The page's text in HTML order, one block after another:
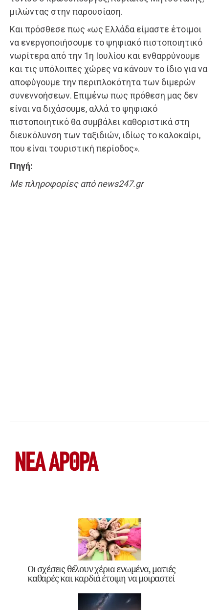
μιλώντας στην παρουσίαση.
Και πρόσθεσε πως «ως Ελλάδα είμαστε έτοιμοι
να ενεργοποιήσουμε το ψηφιακό πιστοποιητικό
νωρίτερα από την 1η Ιουλίου και ενθαρρύνουμε
και τις υπόλοιπες χώρες να κάνουν το ίδιο για να
αποφύγουμε την περιπλοκότητα των διμερών
συνεννοήσεων. Επιμένω πως πρόθεση μας δεν
είναι να διχάσουμε, αλλά το ψηφιακό
πιστοποιητικό θα συμβάλει καθοριστικά στη
διευκόλυνση των ταξιδιών, ιδίως το καλοκαίρι,
που είναι τουριστική περίοδος».
Πηγή:
Με πληροφορίες από news247.gr
ΝΕΑ ΆΡΘΡΑ
Οι σχέσεις θέλουν χέρια ενωμένα, ματιές
καθαρές και καρδιά έτοιμη να μοιραστεί